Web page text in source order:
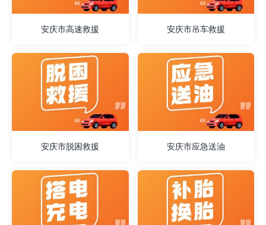
安庆市高速救援 安庆市吊车救援
安庆市脱困救援 安庆市应急送油